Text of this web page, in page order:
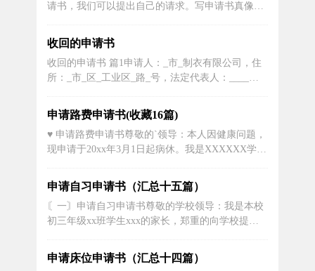
自己、为同学、为部门都做...
请书，我们可以提出自己的请求。写申请书真像想
书，仅供参考，希望能够帮助到大家。保险牌照申
请书 篇1尊敬的领导：我叫xx，是xx学校的一位老
师，今年38岁。我于xx年11月份在xx学校打排球时
不慎扭伤左...
收回的申请书
收回的申请书 篇1申请人：_市_制衣有限公司，住
所：_市_区_工业区_路_号，法定代表人：____，
管理区_路_号，法定代表人：欧_，职务：____原
起诉案由、案号：申请人与被申请人因票据纠纷一
案(案号：[200___]_法民二初字...
申请路费申请书(收藏16篇)
♥️ 申请路费申请书尊敬的`领导：本人因健康问题，
现申请于20xx年3月1日起病休。我是XXXXXX学校
生），19XX年8月参加工作，工龄XX年，现年XX
岁。XXX年9月5日早，我上班途中出车祸，左股骨
颈骨折、双肺挫伤、脾挫伤、尾骨折，经住院手...
申请自习申请书（汇总十五篇）
〘一〙申请自习申请书尊敬的学校领导：我是本校
初三年级xx班学生xxx的家长，郑重的向学校提出
围，早、中、晚能够有充裕时间在家用餐，因此不
在学校住宿，但孩子在家晚上没有良好的学习环
申请床位申请书（汇总十四篇）